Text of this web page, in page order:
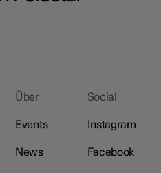
Über
Events
News
Social
Instagram
Facebook